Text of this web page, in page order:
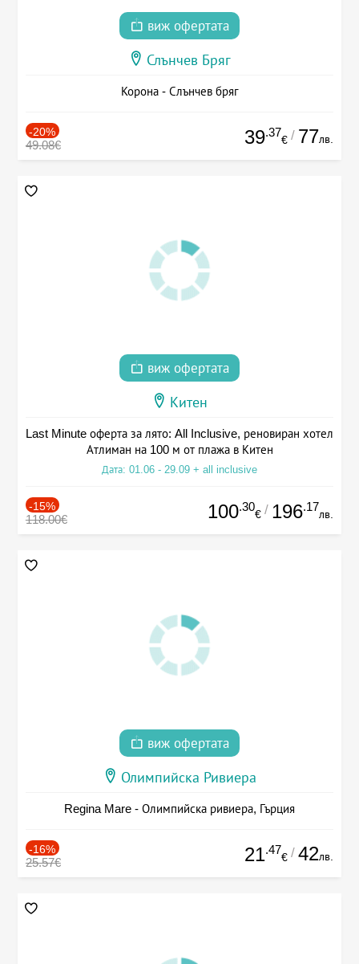
виж офертата
Слънчев Бряг
Корона - Слънчев бряг
-20%
49.08€ 39.37
€ / 77лв.
виж офертата
Китен
Last Minute оферта за лято: All Inclusive, реновиран хотел
Атлиман на 100 м от плажа в Китен
Дата: 01.06 - 29.09 + all inclusive
-15%
118.00€ 100.30
€ / 196.17
лв.
виж офертата
Олимпийска Ривиера
Regina Mare - Олимпийска ривиера, Гърция
-16%
25.57€ 21.47
€ / 42лв.